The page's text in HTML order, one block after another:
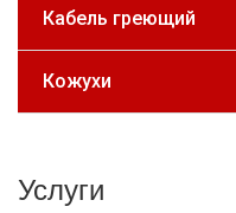
Кабель греющий
Кожухи
Услуги